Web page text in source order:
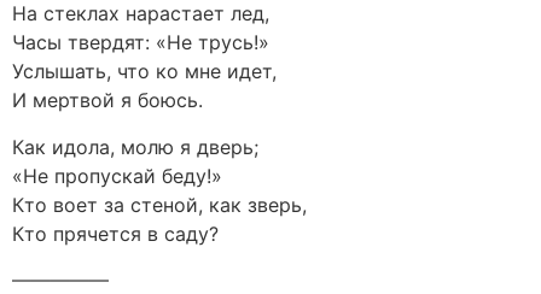
На стеклах нарастает лед,
Часы твердят: «Не трусь!»
Услышать, что ко мне идет,
И мертвой я боюсь.
Как идола, молю я дверь;
«Не пропускай беду!»
Кто воет за стеной, как зверь,
Кто прячется в саду?
—————